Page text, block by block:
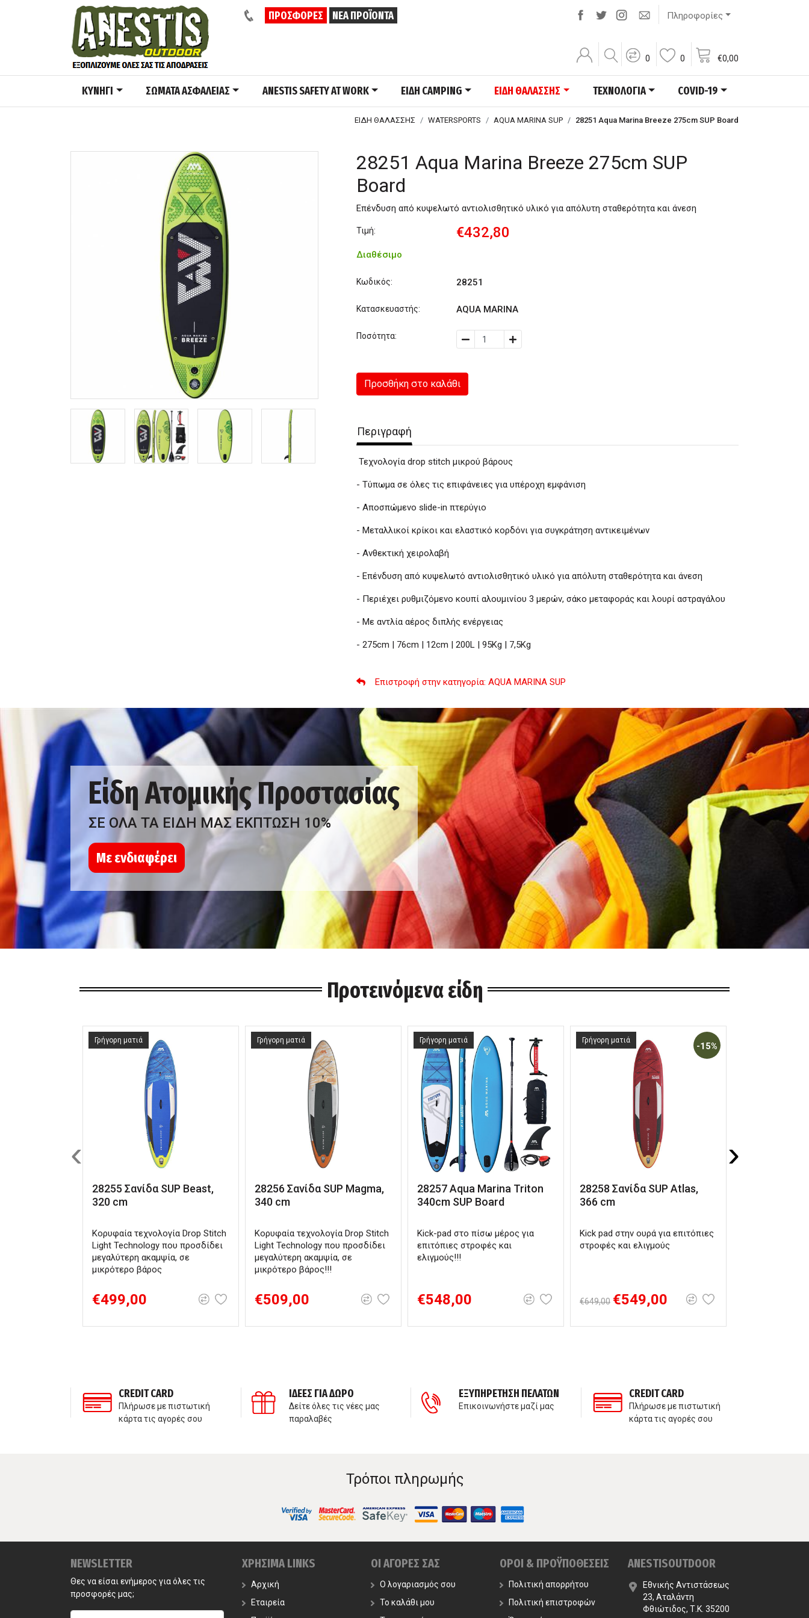
ΠΡΟΣΦΟΡΕΣ ΝΕΑ ΠΡΟΪΟΝΤΑ Πληροφορίες
0 0 €0,00
ΚΥΝΗΓΙ ΣΩΜΑΤΑ ΑΣΦΑΛΕΙΑΣ ANESTIS SAFETY AT WORK ΕΙΔΗ CAMPING ΕΙΔΗ ΘΑΛΑΣΣΗΣ ΤΕΧΝΟΛΟΓΙΑ COVID-19
ΕΙΔΗ ΘΑΛΑΣΣΗΣ WATERSPORTS AQUA MARINA SUP 28251 Aqua Marina Breeze 275cm SUP Board
28251 Aqua Marina Breeze 275cm SUP
Board
Επένδυση από κυψελωτό αντιολισθητικό υλικό για απόλυτη σταθερότητα και άνεση
Τιμή: €432,80
Διαθέσιμο
Κωδικός: 28251
Κατασκευαστής: AQUA MARINA
Ποσότητα:
Προσθήκη στο καλάθι
Περιγραφή
Τεχνολογία drop stitch μικρού βάρους
- Τύπωμα σε όλες τις επιφάνειες για υπέροχη εμφάνιση
- Αποσπώμενο slide-in πτερύγιο
- Μεταλλικοί κρίκοι και ελαστικό κορδόνι για συγκράτηση αντικειμένων
- Ανθεκτική χειρολαβή
- Επένδυση από κυψελωτό αντιολισθητικό υλικό για απόλυτη σταθερότητα και άνεση
- Περιέχει ρυθμιζόμενο κουπί αλουμινίου 3 μερών, σάκο μεταφοράς και λουρί αστραγάλου
- Με αντλία αέρος διπλής ενέργειας
- 275cm | 76cm | 12cm | 200L | 95Kg | 7,5Kg
Επιστροφή στην κατηγορία: AQUA MARINA SUP
Είδη Ατομικής Προστασίας
ΣΕ ΟΛΑ ΤΑ ΕΙΔΗ ΜΑΣ ΕΚΠΤΩΣΗ 10%
Με ενδιαφέρει
Προτεινόμενα είδη
28255 Σανίδα SUP Beast,
320 cm
Κορυφαία τεχνολογία Drop Stitch
Light Technology που προσδίδει
μεγαλύτερη ακαμψία, σε
μικρότερο βάρος
€499,00
Γρήγορη ματιά
28256 Σανίδα SUP Magma,
340 cm
Κορυφαία τεχνολογία Drop Stitch
Light Technology που προσδίδει
μεγαλύτερη ακαμψία, σε
μικρότερο βάρος!!!
€509,00
Γρήγορη ματιά
28257 Aqua Marina Triton
340cm SUP Board
Kick-pad στο πίσω μέρος για
επιτόπιες στροφές και
ελιγμούς!!!
€548,00
Γρήγορη ματιά
-15%
28258 Σανίδα SUP Atlas,
366 cm
Kick pad στην ουρά για επιτόπιες
στροφές και ελιγμούς
€649,00 €549,00
Γρήγορη ματιά
‹ ›
CREDIT CARD
Πλήρωσε με πιστωτική
κάρτα τις αγορές σου
ΙΔΕΕΣ ΓΙΑ ΔΩΡΟ
Δείτε όλες τις νέες μας
παραλαβές
ΕΞΥΠΗΡΕΤΗΣΗ ΠΕΛΑΤΩΝ
Επικοινωνήστε μαζί μας
CREDIT CARD
Πλήρωσε με πιστωτική
κάρτα τις αγορές σου
Τρόποι πληρωμής
NEWSLETTER
Θες να είσαι ενήμερος για όλες τις
προσφορές μας;
ΧΡΗΣΙΜΑ LINKS
Αρχική
Εταιρεία
ΟΙ ΑΓΟΡΕΣ ΣΑΣ
Ο λογαριασμός σου
Το καλάθι μου
ΟΡΟΙ & ΠΡΟΫΠΟΘΕΣΕΙΣ
Πολιτική απορρήτου
Πολιτική επιστροφών
ANESTISOUTDOOR
Εθνικής Αντιστάσεως
23, Αταλάντη
Φθιώτιδος, Τ.Κ. 35200